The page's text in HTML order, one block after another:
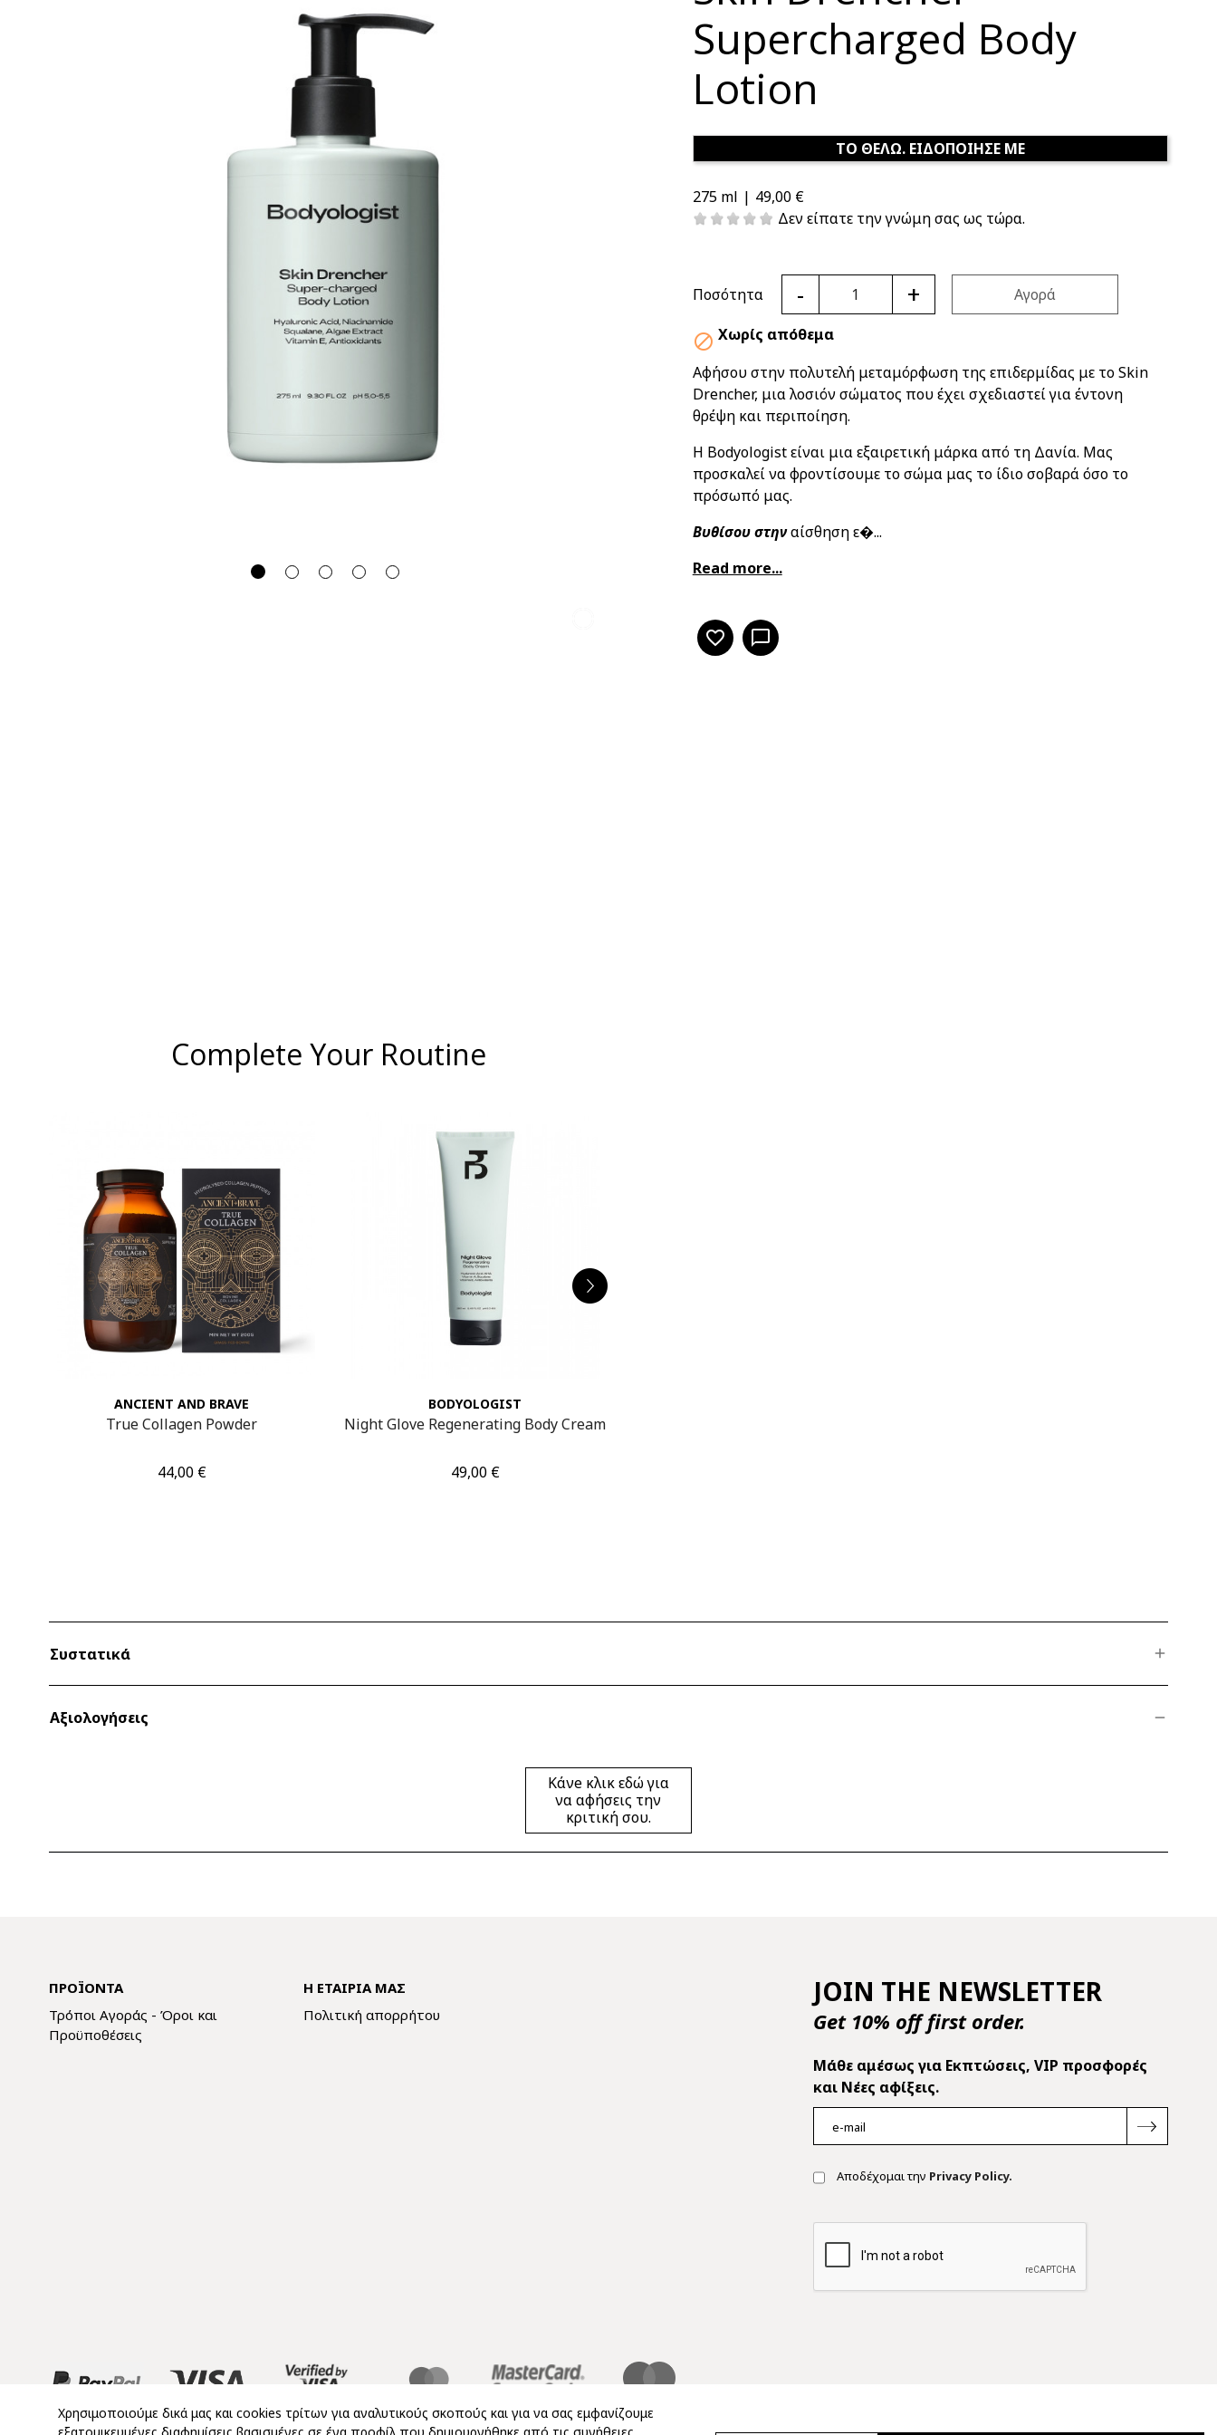
Complete Your Routine
ANCIENT AND BRAVE
True Collagen Powder
Τιμή
44,00 €
BODYOLOGIST
Night Glove Regenerating Body Cream
Τιμή
49,00 €
Supercharged Body
Lotion
ΤΟ ΘΕΛΩ. ΕΙΔΟΠΟΙΗΣΕ ΜΕ
275 ml | 49,00 €
Δεν είπατε την γνώμη σας ως τώρα.
Ποσότητα - + Αγορά
 Χωρίς απόθεμα
Αφήσου στην πολυτελή μεταμόρφωση της επιδερμίδας με το Skin
Drencher, μια λοσιόν σώματος που έχει σχεδιαστεί για έντονη
θρέψη και περιποίηση.
H Bodyologist είναι μια εξαιρετική μάρκα από τη Δανία. Μας
προσκαλεί να φροντίσουμε το σώμα μας το ίδιο σοβαρά όσο το
πρόσωπό μας.
Βυθίσου στηναίσθηση ε�...
Read more...
favorite_border chat_bubble_outline
Συστατικά
Αξιολογήσεις
Κάνe κλικ εδώ για
να αφήσεις την
κριτική σου.
ΠΡΟΪΌΝΤΑ
Τρόποι Αγοράς - Όροι και
Προϋποθέσεις
Η ΕΤΑΙΡΊΑ ΜΑΣ
Πολιτική απορρήτου
JOIN THE NEWSLETTER
Get 10% off first order.
Mάθε αμέσως για Εκπτώσεις, VIP προσφορές
και Νέες αφίξεις.
Αποδέχομαι την Privacy Policy.
Χρησιμοποιούμε δικά μας και cookies τρίτων για αναλυτικούς σκοπούς και για να σας εμφανίζουμε